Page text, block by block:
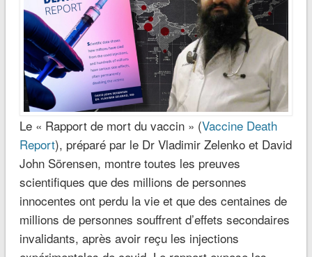
Le « Rapport de mort du vaccin » (Vaccine Death
Report), préparé par le Dr Vladimir Zelenko et David
John Sörensen, montre toutes les preuves
scientifiques que des millions de personnes
innocentes ont perdu la vie et que des centaines de
millions de personnes souffrent d’effets secondaires
invalidants, après avoir reçu les injections